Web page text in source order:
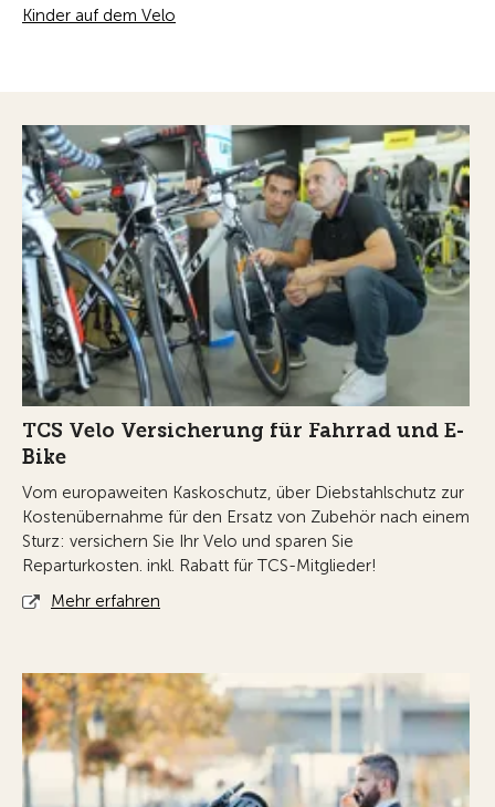
Kinder auf dem Velo
TCS Velo Versicherung für Fahrrad und E-
Bike
Vom europaweiten Kaskoschutz, über Diebstahlschutz zur
Kostenübernahme für den Ersatz von Zubehör nach einem
Sturz: versichern Sie Ihr Velo und sparen Sie
Reparturkosten. inkl. Rabatt für TCS-Mitglieder!
Mehr erfahren